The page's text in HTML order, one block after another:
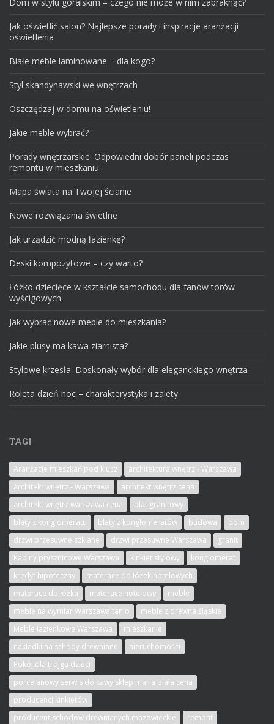
Jak oświetlić salon? Najlepsze porady i inspiracje aranżacji
oświetlenia
Białe meble laminowane – dla kogo?
Styl skandynawski we wnętrzach
Oszczędzaj w domu na oświetleniu!
Jakie meble wybrać?
Porady wnętrzarskie. Odpowiedni dobór paneli podczas
remontu w mieszkaniu
Mapa świata na Twojej ścianie
Nowe rozwiązania świetlne
Jak urządzić modną łazienkę?
Deski kompozytowe – czy warto?
Łóżko dziecięce w kształcie samochodu dla fanów torów
wyścigowych
Jak wybrać nowe meble do mieszkania?
Jakie plusy ma kawa ziarnista?
Stylowe krzesła: Doskonały wybór dla eleganckiego wnętrza
Roleta dzień noc – charakterystyka i zalety
TAGI
Aranżacje mieszkań pod klucz
architektura wnętrz - Warszawa
architekt wnętrz - Warszawa
architekt wnętrz cena
architekt wnętrz warszawa cena
blat granitowy
blaty z konglomeratu
blaty z konglomeratów budowa
dom
drzwi przesuwne szklane
drzwi przesuwne Warszawa
granit
Kabiny prysznicowe Warszawa
kinkiet stylowy
konglomerat
kredyt hipoteczny
materace do łóżek hotelowych
materace do łóżka
materace hotelowe
meble
meble na wymiar Warszawa tanio
meble z drewna śląskie
Meble łazienkowe Warszawa
mieszkanie
nakładki na schody drewniane
nieruchomości
Pokój dla trojga dzieci
porcelanowy serwis do kawy sklep maria biała cena
producenci kinkietów
producent schodów drewnianych mazowieckie
remont